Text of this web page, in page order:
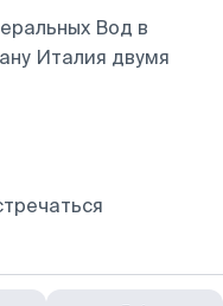
Вод в
Италия двумя